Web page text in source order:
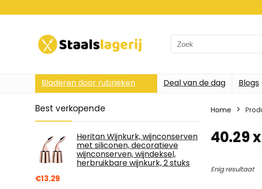
Search
for:
Bladeren door rubrieken Deal van de dag Blogs
Best verkopende
Heritan Wijnkurk, wijnconserven
met siliconen, decoratieve
wijnconserven, wijndeksel,
herbruikbare wijnkurk, 2 stuks
€13.29
Home
40.29
Enig resultaat